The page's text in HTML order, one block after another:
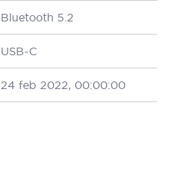
Bluetooth 5.2
USB-C
24 feb 2022, 00:00:00